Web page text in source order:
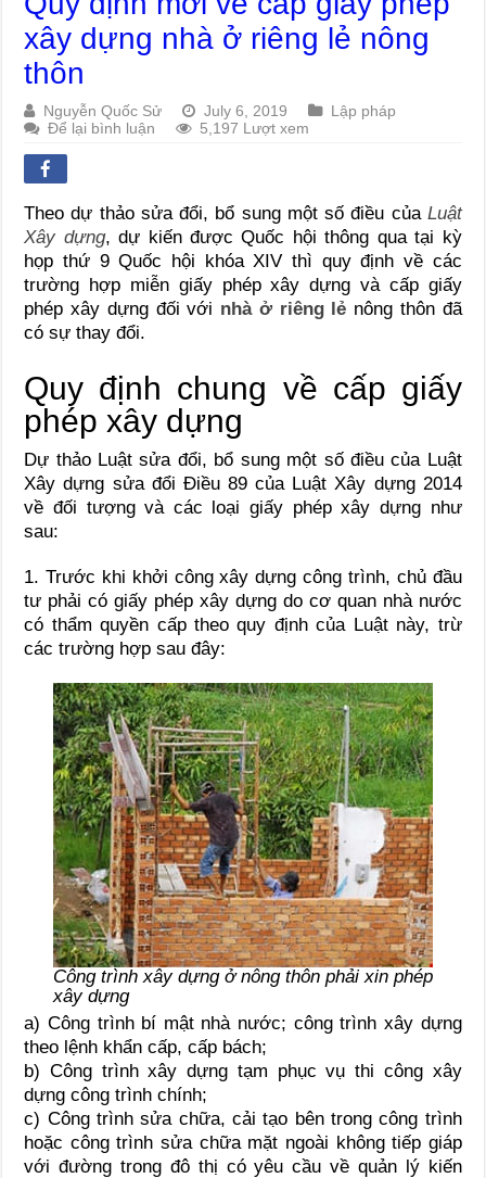
xây dựng nhà ở riêng lẻ nông
thôn
Nguyễn Quốc Sử July 6, 2019
Lập pháp
Để lại bình luận
5,197 Lượt xem
Theo dự thảo sửa đổi, bổ sung một số điều của Luật
Xây dựng, dự kiến được Quốc hội thông qua tại kỳ
họp thứ 9 Quốc hội khóa XIV thì quy định về các
trường hợp miễn giấy phép xây dựng và cấp giấy
phép xây dựng đối với nhà ở riêng lẻ nông thôn đã
có sự thay đổi.
Quy định chung về cấp giấy
phép xây dựng
Dự thảo Luật sửa đổi, bổ sung một số điều của Luật
Xây dựng sửa đổi Điều 89 của Luật Xây dựng 2014
về đối tượng và các loại giấy phép xây dựng như
sau:
1. Trước khi khởi công xây dựng công trình, chủ đầu
tư phải có giấy phép xây dựng do cơ quan nhà nước
có thẩm quyền cấp theo quy định của Luật này, trừ
các trường hợp sau đây:
Công trình xây dựng ở nông thôn phải xin phép
xây dựng
a) Công trình bí mật nhà nước; công trình xây dựng
theo lệnh khẩn cấp, cấp bách;
b) Công trình xây dựng tạm phục vụ thi công xây
dựng công trình chính;
c) Công trình sửa chữa, cải tạo bên trong công trình
hoặc công trình sửa chữa mặt ngoài không tiếp giáp
với đường trong đô thị có yêu cầu về quản lý kiến